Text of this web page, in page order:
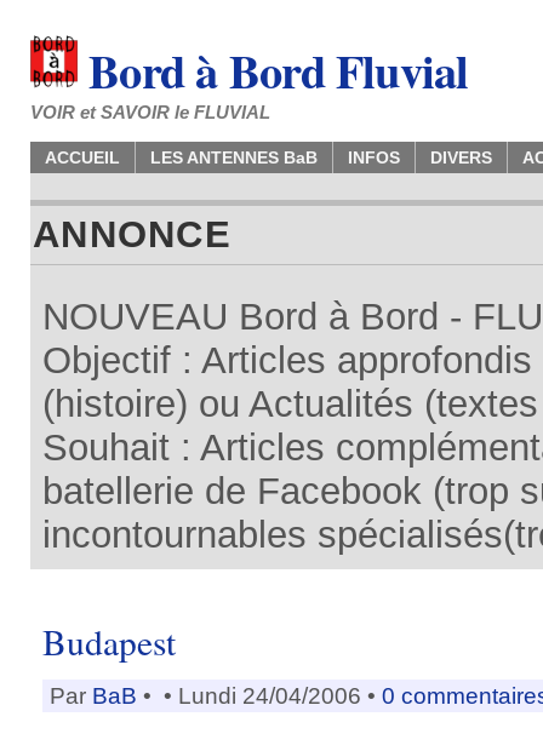
Bord à Bord Fluvial
VOIR et SAVOIR le FLUVIAL
ACCUEIL LES ANTENNES BaB INFOS DIVERS
ANNONCE
NOUVEAU Bord à Bord -
Objectif : Articles
(histoire) ou Actualités
Souhait : Articles
batellerie de Facebook (trop
incontournables
Budapest
Par BaB • • Lundi 24/04/2006 • 0